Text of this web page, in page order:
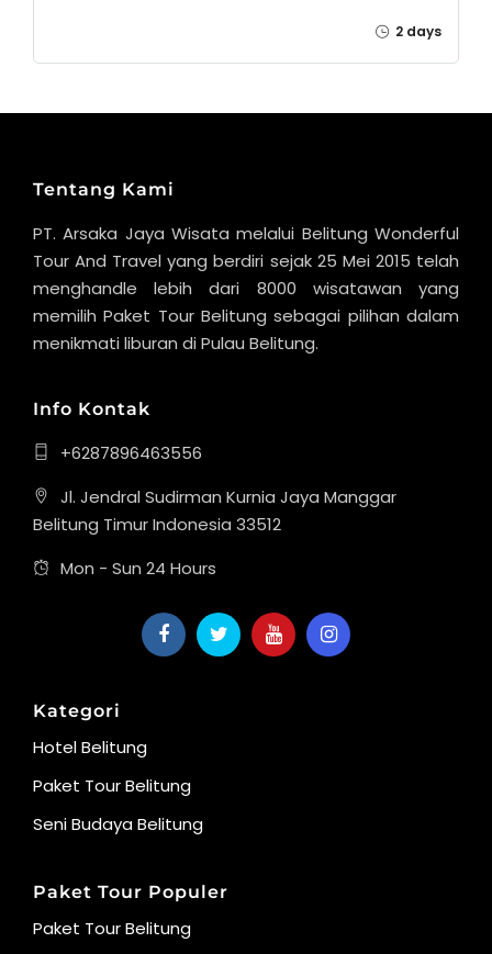
2 days
Tentang Kami
PT. Arsaka Jaya Wisata melalui Belitung Wonderful
Tour And Travel yang berdiri sejak 25 Mei 2015 telah
menghandle lebih dari 8000 wisatawan yang
memilih Paket Tour Belitung sebagai pilihan dalam
menikmati liburan di Pulau Belitung.
Info Kontak
+6287896463556
Jl. Jendral Sudirman Kurnia Jaya Manggar
Belitung Timur Indonesia 33512
Mon - Sun 24 Hours
Kategori
Hotel Belitung
Paket Tour Belitung
Seni Budaya Belitung
Paket Tour Populer
Paket Tour Belitung